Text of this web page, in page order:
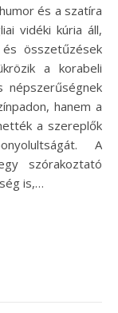
és a szatíra
vidéki kúria áll,
összetűzések
a korabeli
népszerűségnek
hanem a
a szereplők
A
szórakoztató
is,…